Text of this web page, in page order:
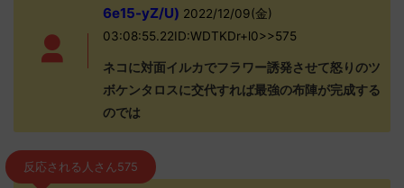
6e15-yZ/U) 2022/12/09(金)
03:08:55.22ID:WDTKDr+l0>>575
ネコに対面イルカでフラワー誘発させて怒りのツ
ボケンタロスに交代すれば最強の布陣が完成する
のでは
反応される人さん575